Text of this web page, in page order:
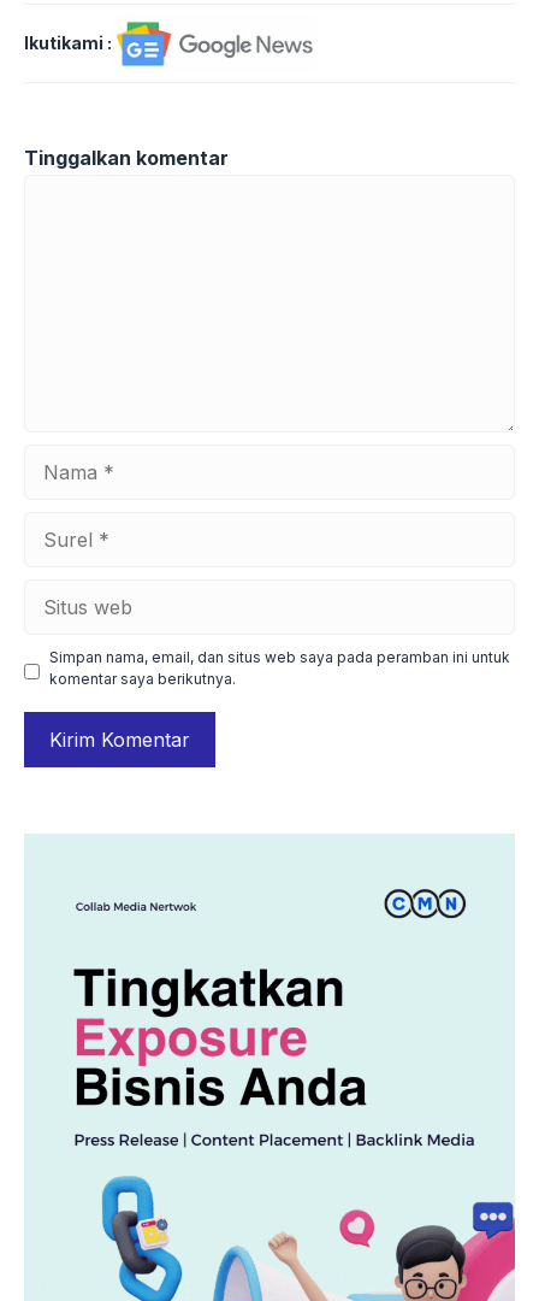
Ikutikami :
Tinggalkan komentar
Simpan nama, email, dan situs web saya pada peramban ini untuk
komentar saya berikutnya.